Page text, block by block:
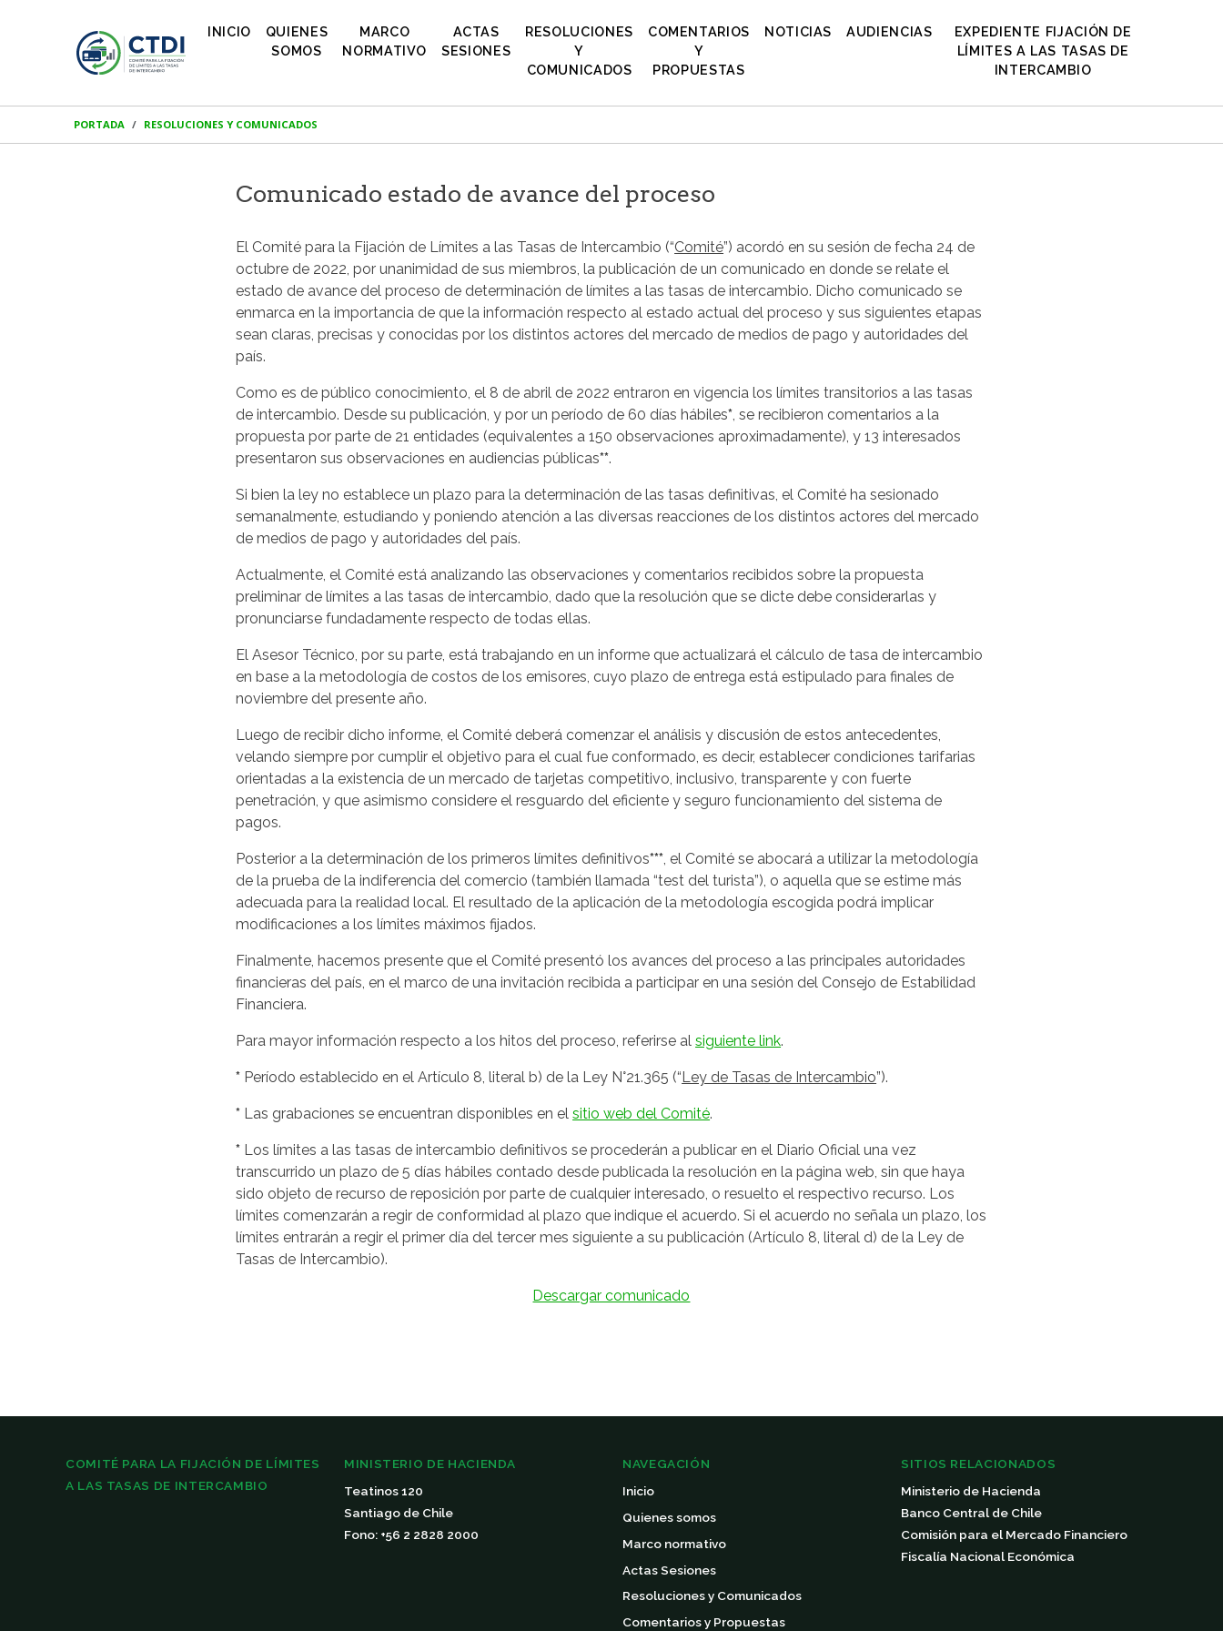
INICIO
QUIENES
SOMOS
MARCO
NORMATIVO
ACTAS
SESIONES
RESOLUCIONES
Y
COMUNICADOS
COMENTARIOS
Y
PROPUESTAS
NOTICIAS AUDIENCIAS
EXPEDIENTE FIJACIÓN DE
LÍMITES A LAS TASAS DE
INTERCAMBIO
PORTADA RESOLUCIONES Y COMUNICADOS
Comunicado estado de avance del proceso
El Comité para la Fijación de Límites a las Tasas de Intercambio (“Comité”) acordó en su sesión de fecha 24 de
octubre de 2022, por unanimidad de sus miembros, la publicación de un comunicado en donde se relate el
estado de avance del proceso de determinación de límites a las tasas de intercambio. Dicho comunicado se
enmarca en la importancia de que la información respecto al estado actual del proceso y sus siguientes etapas
sean claras, precisas y conocidas por los distintos actores del mercado de medios de pago y autoridades del
país.
Como es de público conocimiento, el 8 de abril de 2022 entraron en vigencia los límites transitorios a las tasas
de intercambio. Desde su publicación, y por un período de 60 días hábiles* , se recibieron comentarios a la
propuesta por parte de 21 entidades (equivalentes a 150 observaciones aproximadamente), y 13 interesados
presentaron sus observaciones en audiencias públicas**.
Si bien la ley no establece un plazo para la determinación de las tasas definitivas, el Comité ha sesionado
semanalmente, estudiando y poniendo atención a las diversas reacciones de los distintos actores del mercado
de medios de pago y autoridades del país.
Actualmente, el Comité está analizando las observaciones y comentarios recibidos sobre la propuesta
preliminar de límites a las tasas de intercambio, dado que la resolución que se dicte debe considerarlas y
pronunciarse fundadamente respecto de todas ellas.
El Asesor Técnico, por su parte, está trabajando en un informe que actualizará el cálculo de tasa de intercambio
en base a la metodología de costos de los emisores, cuyo plazo de entrega está estipulado para finales de
noviembre del presente año.
Luego de recibir dicho informe, el Comité deberá comenzar el análisis y discusión de estos antecedentes,
velando siempre por cumplir el objetivo para el cual fue conformado, es decir, establecer condiciones tarifarias
orientadas a la existencia de un mercado de tarjetas competitivo, inclusivo, transparente y con fuerte
penetración, y que asimismo considere el resguardo del eficiente y seguro funcionamiento del sistema de
pagos.
Posterior a la determinación de los primeros límites definitivos*** , el Comité se abocará a utilizar la metodología
de la prueba de la indiferencia del comercio (también llamada “test del turista”), o aquella que se estime más
adecuada para la realidad local. El resultado de la aplicación de la metodología escogida podrá implicar
modificaciones a los límites máximos fijados.
Finalmente, hacemos presente que el Comité presentó los avances del proceso a las principales autoridades
financieras del país, en el marco de una invitación recibida a participar en una sesión del Consejo de Estabilidad
Financiera.
Para mayor información respecto a los hitos del proceso, referirse alsiguiente link.
* Período establecido en el Artículo 8, literal b) de la Ley N°21.365 (“Ley de Tasas de Intercambio”).
* Las grabaciones se encuentran disponibles en elsitio web del Comité.
* Los límites a las tasas de intercambio definitivos se procederán a publicar en el Diario Oficial una vez
transcurrido un plazo de 5 días hábiles contado desde publicada la resolución en la página web, sin que haya
sido objeto de recurso de reposición por parte de cualquier interesado, o resuelto el respectivo recurso. Los
límites comenzarán a regir de conformidad al plazo que indique el acuerdo. Si el acuerdo no señala un plazo, los
límites entrarán a regir el primer día del tercer mes siguiente a su publicación (Artículo 8, literal d) de la Ley de
Tasas de Intercambio).
Descargar comunicado
COMITÉ PARA LA FIJACIÓN DE LÍMITES
A LAS TASAS DE INTERCAMBIO
MINISTERIO DE HACIENDA
Teatinos 120
Santiago de Chile
Fono: +56 2 2828 2000
NAVEGACIÓN
Inicio
Quienes somos
Marco normativo
Actas Sesiones
Resoluciones y Comunicados
Comentarios y Propuestas
SITIOS RELACIONADOS
Ministerio de Hacienda
Banco Central de Chile
Comisión para el Mercado Financiero
Fiscalía Nacional Económica